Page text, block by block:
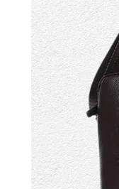
БЛОГ
АКЦИИ
ВОЙТИ
ЗАБЫЛИ
ПАРОЛЬ?